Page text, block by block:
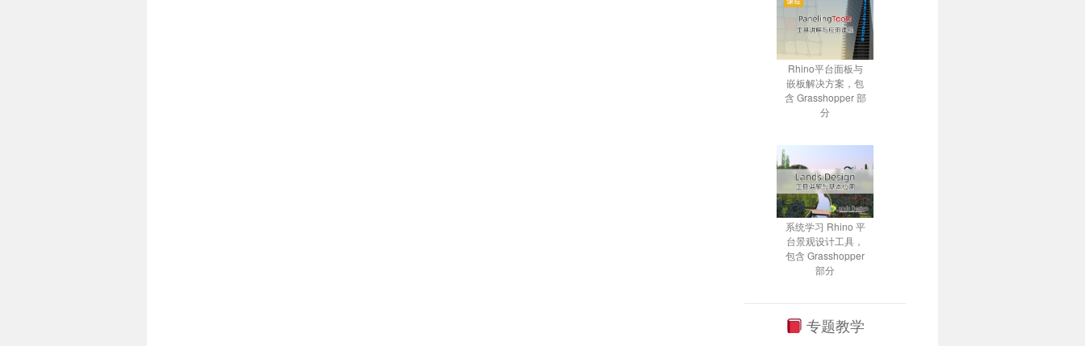
Rhino平台面板与
嵌板解决方案，包
含 Grasshopper 部
分
系统学习 Rhino 平
台景观设计工具，
包含 Grasshopper
部分
专题教学